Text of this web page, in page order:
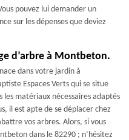
pouvez lui demander un
sur les dépenses que deviez
d’arbre à Montbeton.
dans votre jardin à
Espaces Verts qui se situe
les matériaux nécessaires adaptés
il est apte de se déplacer chez
vos arbres. Alors, si vous
dans le 82290 ; n’hésitez